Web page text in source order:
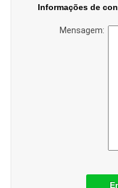
Informações de
Mensagem: